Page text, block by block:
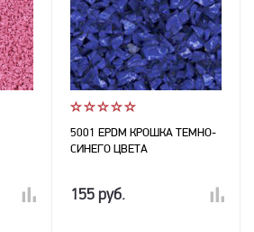
5001 EPDM КРОШКА ТЕМНО-
СИНЕГО ЦВЕТА
155 руб.